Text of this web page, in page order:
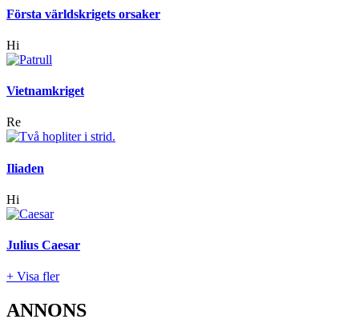
Första världskrigets orsaker
Hi
Vietnamkriget
Re
Iliaden
Hi
Julius Caesar
+ Visa fler
ANNONS